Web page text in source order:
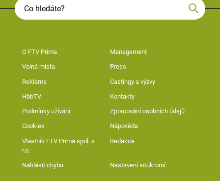
O FTV Prima Management
Volná místa Press
Reklama Castingy a výzvy
HbbTV Kontakty
Podmínky užívání Zpracování osobních údajů
Cookies Nápověda
Vlastník FTV Prima spol. s
r.o.
Redakce
Nahlásit chybu Nastavení soukromí